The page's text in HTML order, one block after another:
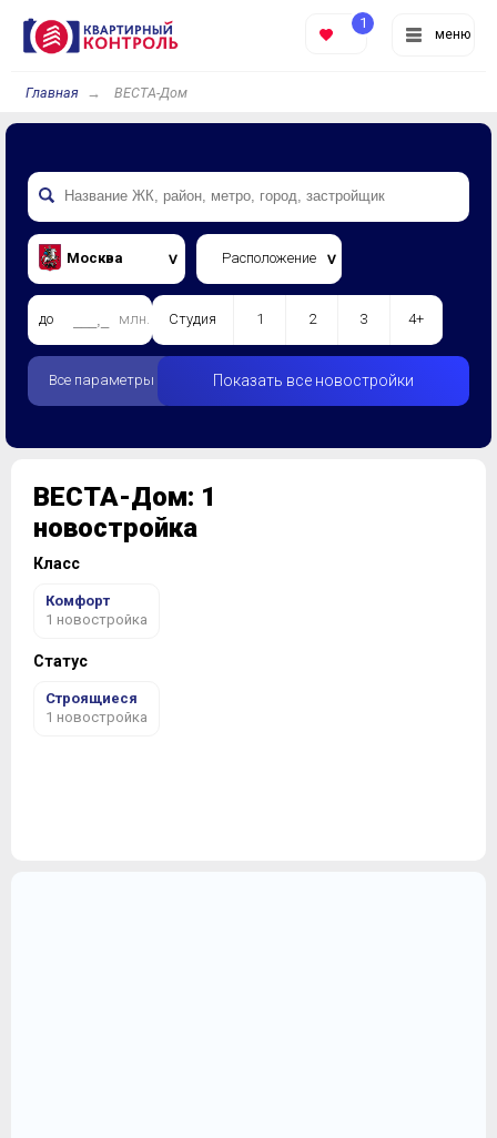
меню
1
Главная ВЕСТА-Дом
Москва Расположение
до млн. Студия 1 2 3 4+
Все параметры Показать все новостройки
ВЕСТА-Дом: 1
новостройка
Класс
Комфорт
1 новостройка
Статус
Строящиеся
1 новостройка